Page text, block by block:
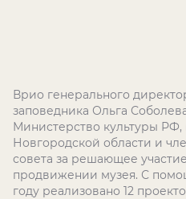
Врио генерального
заповедника Ольга
Министерство культуры РФ,
Новгородской области и
совета за решающее
продвижении музея. С
году реализовано 12